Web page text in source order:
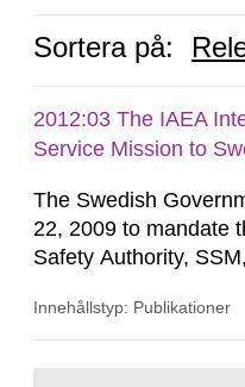
Sortera på:
2012:03 The IAEA
Service Mission to
The Swedish
22, 2009 to mandate
Safety Authority,
areas of supervision,
Innehållstyp: Publikationer